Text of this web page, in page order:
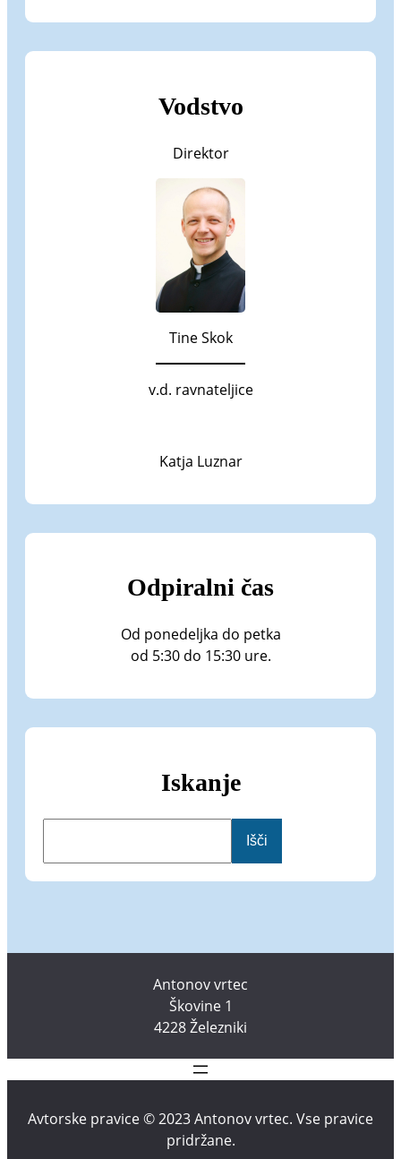
Vodstvo
Direktor
Tine Skok
v.d. ravnateljice
Katja Luznar
Odpiralni čas
Od ponedeljka do petka
od 5:30 do 15:30 ure.
Iskanje
Išči
Antonov vrtec
Škovine 1
4228 Železniki
Avtorske pravice © 2023 Antonov vrtec. Vse pravice
pridržane.